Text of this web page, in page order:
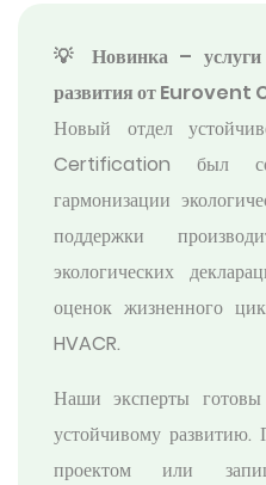
💡 Новинка – услуги
развития от
Новый отдел
Certification был
гармонизации
поддержки
экологических
оценок жизненного
HVACR.
Наши эксперты
устойчивому
проектом или